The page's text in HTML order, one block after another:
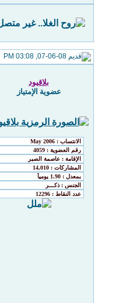
بلاقيود
عضوية الإمتياز